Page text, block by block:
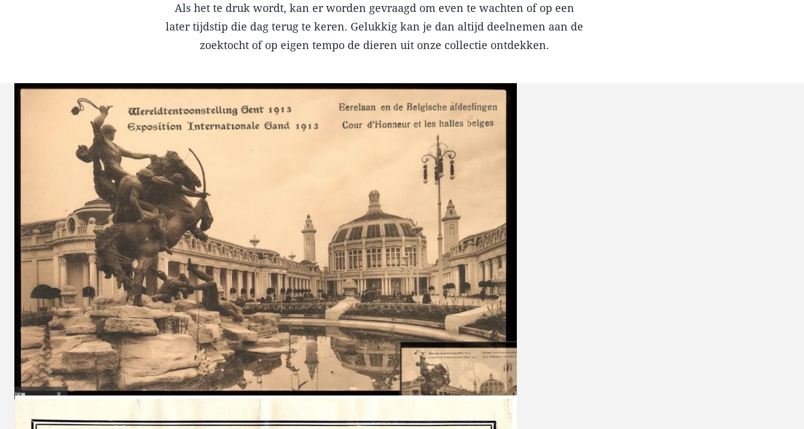
Als het te druk wordt, kan er worden gevraagd om even te wachten of op een
later tijdstip die dag terug te keren. Gelukkig kan je dan altijd deelnemen aan de
zoektocht of op eigen tempo de dieren uit onze collectie ontdekken.